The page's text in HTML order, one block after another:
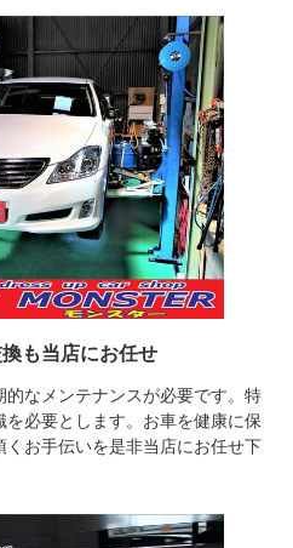
も当店にお任せ
なメンテナンスが必要です。特
必要とします。お車を健康に保
お手伝いを是非当店にお任せ下